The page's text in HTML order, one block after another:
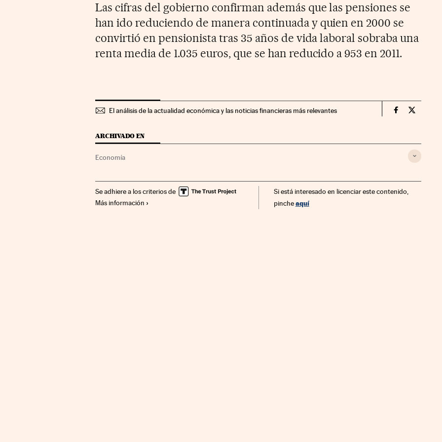
Las cifras del gobierno confirman además que las pensiones se
han ido reduciendo de manera continuada y quien en 2000 se
convirtió en pensionista tras 35 años de vida laboral sobraba una
renta media de 1.035 euros, que se han reducido a 953 en 2011.
El análisis de la actualidad económica y las noticias financieras más relevantes Economia
ARCHIVADO EN
Economía
Se adhiere a los criterios de
Más información
Si está interesado en licenciar este contenido,
pincheaquí